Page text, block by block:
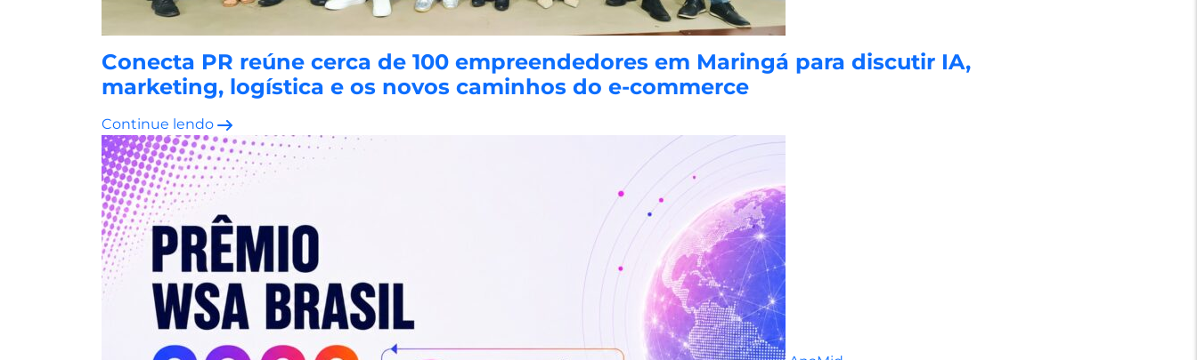
Conecta PR reúne cerca de 100 empreendedores em Maringá para discutir IA,
marketing, logística e os novos caminhos do e-commerce
Continue lendo